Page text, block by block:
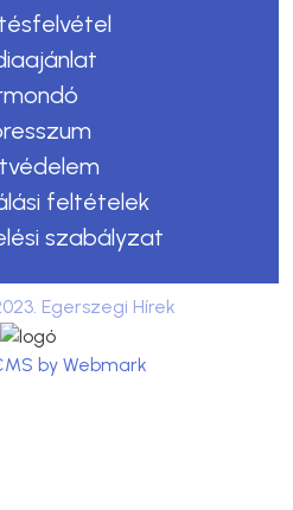
feltételek
szabályzat
Egerszegi Hírek
by Webmark